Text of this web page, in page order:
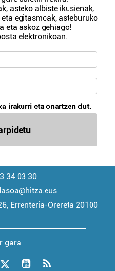
asteko albiste ikusienak,
egitasmoak, asteburuko
eta askoz gehiago!
elektronikoan.
irakurri eta onartzen dut.
34 03 30
Errenteria-Orereta 20100
gara